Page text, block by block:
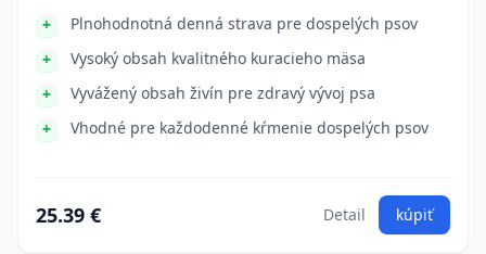
Plnohodnotná denná strava pre dospelých psov
Vysoký obsah kvalitného kuracieho mäsa
Vyvážený obsah živín pre zdravý vývoj psa
Vhodné pre každodenné kŕmenie dospelých psov
25.39 € Detail kúpiť